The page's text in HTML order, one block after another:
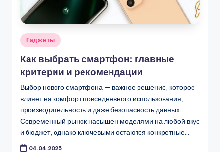
Опубликовано
Гаджеты
Как выбрать смартфон: главные
критерии и рекомендации
Выбор нового смартфона — важное решение, которое
влияет на комфорт повседневного использования,
производительность и даже безопасность данных.
Современный рынок насыщен моделями на любой вкус
и бюджет, однако ключевыми остаются конкретные…
04.04.2025